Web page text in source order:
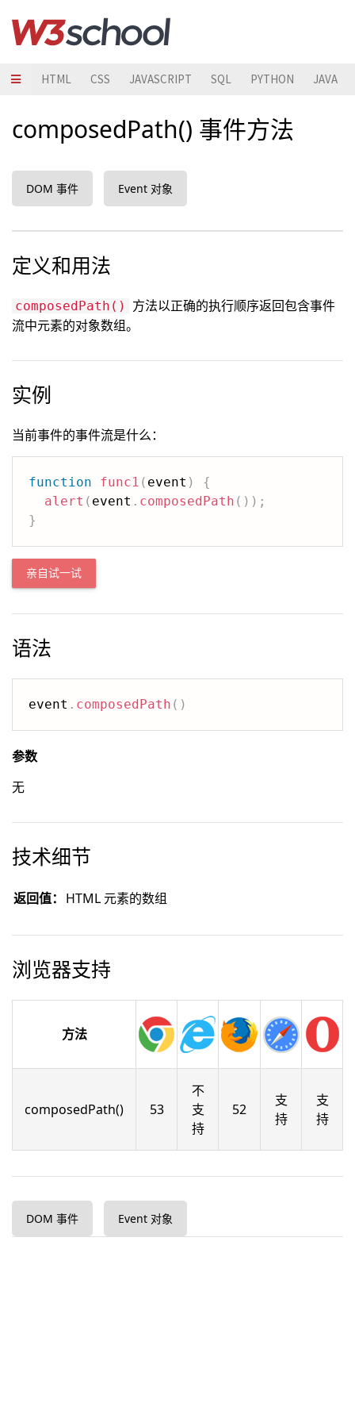
HTML CSS JAVASCRIPT SQL PYTHON JAVA
composedPath() 事件方法
DOM 事件 Event 对象
定义和用法
composedPath()
方法以正确的执行顺序返回包含事件
流中元素的对象数组。
实例
当前事件的事件流是什么：
function func1 ( event )
{
alert ( event . composedPath ( ) ) ;
}
亲自试一试
语法
event . composedPath ( )
参数
无
技术细节
返回值： HTML 元素的数组
浏览器支持
方法
composedPath() 53
不
支
持
52
支
持
支
持
DOM 事件 Event 对象